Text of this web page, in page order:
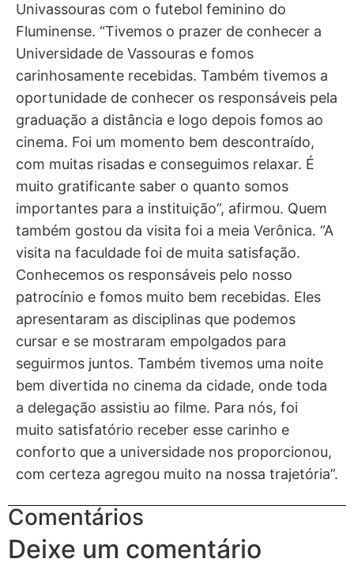
Univassouras com o futebol feminino do
Fluminense. “Tivemos o prazer de conhecer a
Universidade de Vassouras e fomos
carinhosamente recebidas. Também tivemos a
oportunidade de conhecer os responsáveis pela
graduação a distância e logo depois fomos ao
cinema. Foi um momento bem descontraído,
com muitas risadas e conseguimos relaxar. É
muito gratificante saber o quanto somos
importantes para a instituição”, afirmou. Quem
também gostou da visita foi a meia Verônica. “A
visita na faculdade foi de muita satisfação.
Conhecemos os responsáveis pelo nosso
patrocínio e fomos muito bem recebidas. Eles
apresentaram as disciplinas que podemos
cursar e se mostraram empolgados para
seguirmos juntos. Também tivemos uma noite
bem divertida no cinema da cidade, onde toda
a delegação assistiu ao filme. Para nós, foi
muito satisfatório receber esse carinho e
conforto que a universidade nos proporcionou,
com certeza agregou muito na nossa trajetória”.
Comentários
Deixe um comentário